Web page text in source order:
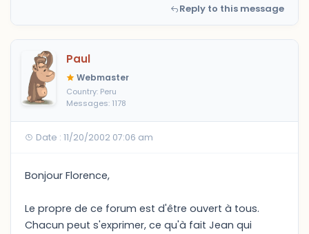
Reply to this message
Paul
Webmaster
Country: Peru
Messages: 1178
Date : 11/20/2002 07:06 am
Bonjour Florence,
Le propre de ce forum est d'être ouvert à tous.
Chacun peut s'exprimer, ce qu'à fait Jean qui